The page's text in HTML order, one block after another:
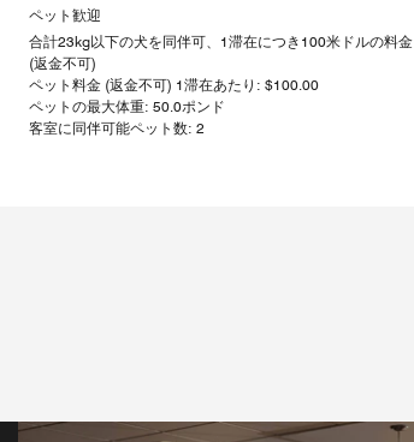
ペット歓迎
合計23kg以下の犬を同伴可、1滞在につき100米ドルの料金
(返金不可)
ペット料金 (返金不可) 1滞在あたり: $100.00
ペットの最大体重: 50.0ポンド
客室に同伴可能ペット数: 2